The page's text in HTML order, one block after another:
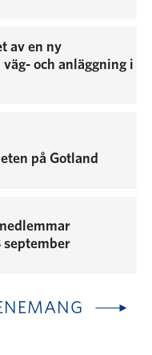
av en ny
och anläggning i
på Gotland